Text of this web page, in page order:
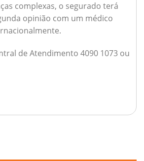
complexas, o segurado terá
opinião com um médico
de Atendimento 4090 1073 ou